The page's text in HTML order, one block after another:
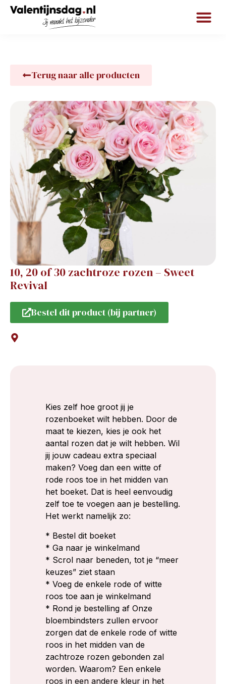
Terug naar alle producten
10, 20 of 30 zachtroze rozen – Sweet
Revival
Bestel dit product (bij partner)
Kies zelf hoe groot jij je
rozenboeket wilt hebben. Door de
maat te kiezen, kies je ook het
aantal rozen dat je wilt hebben. Wil
jij jouw cadeau extra speciaal
maken? Voeg dan een witte of
rode roos toe in het midden van
het boeket. Dat is heel eenvoudig
zelf toe te voegen aan je bestelling.
Het werkt namelijk zo:
* Bestel dit boeket
* Ga naar je winkelmand
* Scrol naar beneden, tot je “meer
keuzes” ziet staan
* Voeg de enkele rode of witte
roos toe aan je winkelmand
* Rond je bestelling af Onze
bloembindsters zullen ervoor
zorgen dat de enkele rode of witte
roos in het midden van de
zachtroze rozen gebonden zal
worden. Waarom? Een enkele
roos in een andere kleur in het